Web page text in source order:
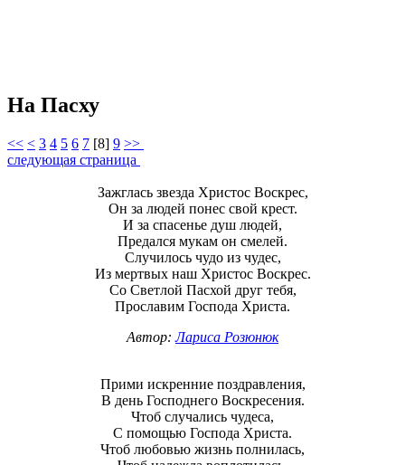
На Пасху
<< < 3 4 5 6 7 [8] 9 >>
следующая страница
Зажглась звезда Христос Воскрес,
Он за людей понес свой крест.
И за спасенье душ людей,
Предался мукам он смелей.
Случилось чудо из чудес,
Из мертвых наш Христос Воскрес.
Со Светлой Пасхой друг тебя,
Прославим Господа Христа.
Автор:Лариса Розюнюк
Прими искренние поздравления,
В день Господнего Воскресения.
Чтоб случались чудеса,
С помощью Господа Христа.
Чтоб любовью жизнь полнилась,